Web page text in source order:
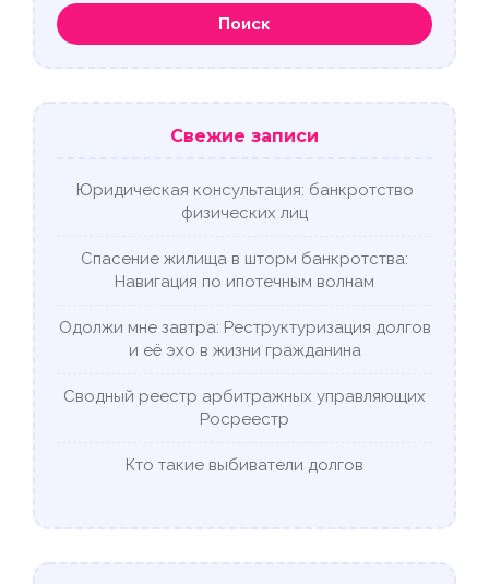
Поиск
Свежие записи
Юридическая консультация: банкротство
физических лиц
Спасение жилища в шторм банкротства:
Навигация по ипотечным волнам
Одолжи мне завтра: Реструктуризация долгов
и её эхо в жизни гражданина
Сводный реестр арбитражных управляющих
Росреестр
Кто такие выбиватели долгов